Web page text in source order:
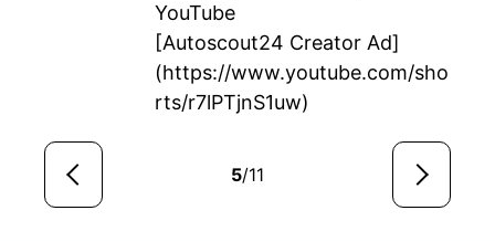
YouTube
[Autoscout24 Creator Ad]
(https://www.youtube.com/sho
rts/r7lPTjnS1uw)
5/11